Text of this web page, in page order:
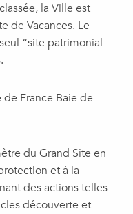
la Ville est
de Vacances. Le
“site patrimonial
de France Baie de
du Grand Site en
et à la
des actions telles
découverte et